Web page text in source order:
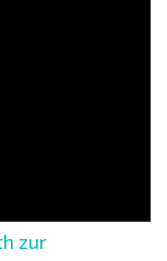
zur